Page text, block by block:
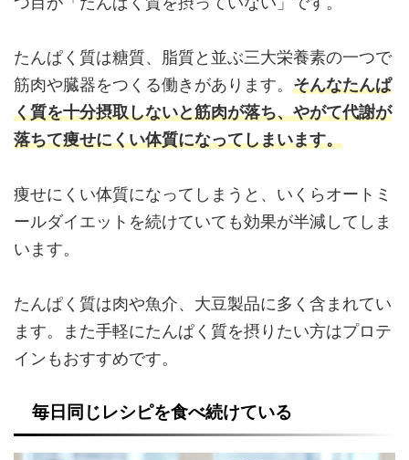
たんぱく質は糖質、脂質と並ぶ三大栄養素の一つで
筋肉や臓器をつくる働きがあります。 そんなたんぱ
く質を十分摂取しないと筋肉が落ち、やがて代謝が
落ちて痩せにくい体質になってしまいます。
痩せにくい体質になってしまうと、いくらオートミ
ールダイエットを続けていても効果が半減してしま
います。
たんぱく質は肉や魚介、大豆製品に多く含まれてい
ます。また手軽にたんぱく質を摂りたい方はプロテ
インもおすすめです。
毎日同じレシピを食べ続けている